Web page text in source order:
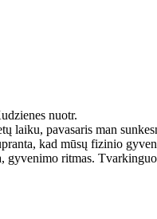
nuotr.
lai­ku, pa­va­sa­ris man
kad mū­sų fi­zi­nio
gy­ve­ni­mo rit­mas.